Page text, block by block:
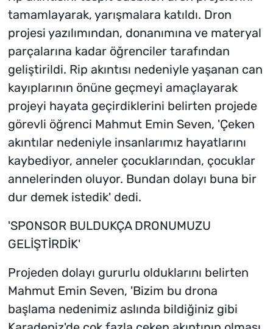
tamamlayarak, yarışmalara katıldı. Dron
projesi yazılımından, donanımına ve materyal
parçalarına kadar öğrenciler tarafından
geliştirildi. Rip akıntısı nedeniyle yaşanan can
kayıplarının önüne geçmeyi amaçlayarak
projeyi hayata geçirdiklerini belirten projede
görevli öğrenci Mahmut Emin Seven, 'Çeken
akıntılar nedeniyle insanlarımız hayatlarını
kaybediyor, anneler çocuklarından, çocuklar
annelerinden oluyor. Bundan dolayı buna bir
dur demek istedik' dedi.
'SPONSOR BULDUKÇA DRONUMUZU
GELİŞTİRDİK'
Projeden dolayı gururlu olduklarını belirten
Mahmut Emin Seven, 'Bizim bu drona
başlama nedenimiz aslında bildiğiniz gibi